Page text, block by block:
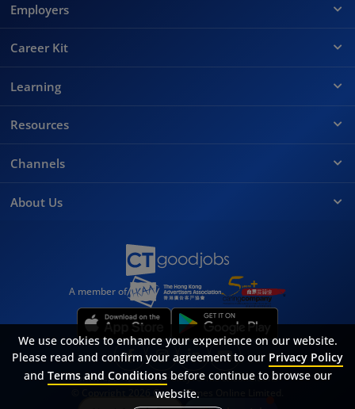
Employers
Career Kit
Learning
Resources
Channels
About Us
A member of
© Copyright 2026 Career Times Online Limited.
SitemapFAQPrivacy PolicyTerms & Conditions
We use cookies to enhance your experience on our website.
Please read and confirm your agreement to our Privacy Policy
and Terms and Conditionsbefore continue to browse our
website.